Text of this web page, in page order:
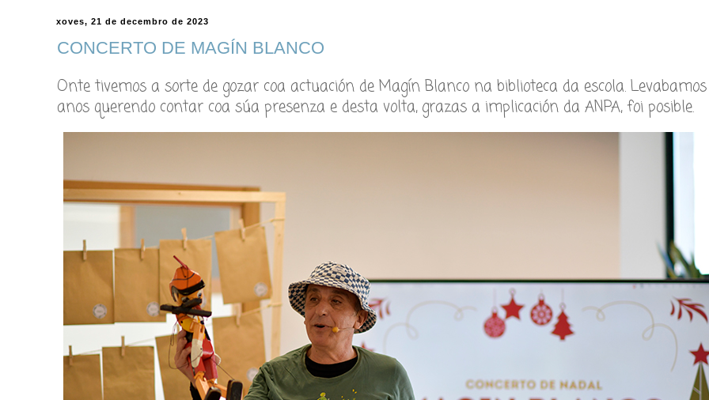
xoves, 21 de decembro de 2023
CONCERTO DE MAGÍN BLANCO
Onte tivemos a sorte de gozar coa actuación de Magín Blanco na biblioteca da escola. Levabamos
anos querendo contar coa súa presenza e desta volta, grazas a implicación da ANPA, foi posible.